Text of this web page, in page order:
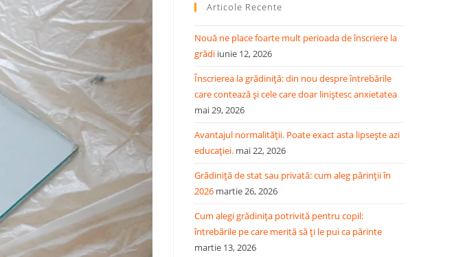
Articole Recente
Nouă ne place foarte mult perioada de înscriere la
grădi iunie 12, 2026
Înscrierea la grădiniță: din nou despre întrebările
care contează și cele care doar liniștesc anxietatea
mai 29, 2026
Avantajul normalității. Poate exact asta lipsește azi
educației. mai 22, 2026
Grădiniță de stat sau privată: cum aleg părinții în
2026 martie 26, 2026
Cum alegi grădinița potrivită pentru copil:
întrebările pe care merită să ți le pui ca părinte
martie 13, 2026